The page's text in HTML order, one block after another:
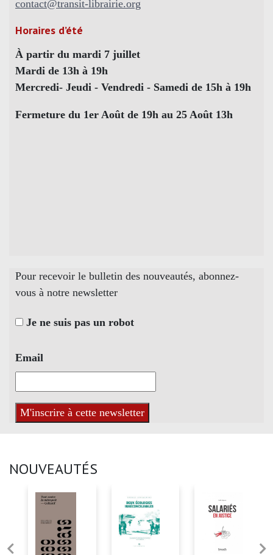
contact@transit-librairie.org
Horaires d’été
À partir du mardi 7 juillet
Mardi de 13h à 19h
Mercredi- Jeudi - Vendredi - Samedi de 15h à 19h
Fermeture du 1er Août de 19h au 25 Août 13h
Pour recevoir le bulletin des nouveautés, abonnez-
vous à notre newsletter
Je ne suis pas un robot
Email
NOUVEAUTÉS